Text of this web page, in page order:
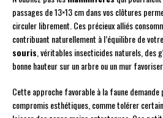
passages de 13×13 cm dans vos clôtures
circuler librement. Ces précieux alliés
contribuant naturellement à l’équilibre de
souris , véritables insecticides naturels, des
bonne hauteur sur un arbre ou un mur
Cette approche favorable à la faune
compromis esthétiques, comme tolérer